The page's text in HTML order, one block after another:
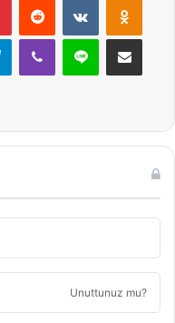
TelegramViber Line E-Posta ile
Unuttunuz mu?